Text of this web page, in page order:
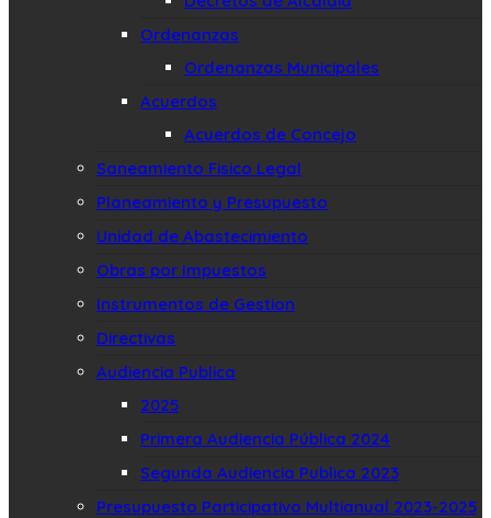
Ordenanzas
Ordenanzas Municipales
Acuerdos
Acuerdos de Concejo
Saneamiento Fisico Legal
Planeamiento y Presupuesto
Unidad de Abastecimiento
Obras por Impuestos
Instrumentos de Gestion
Directivas
Audiencia Publica
2025
Primera Audiencia Pública 2024
Segunda Audiencia Publica 2023
Presupuesto Participativo Multianual 2023-2025